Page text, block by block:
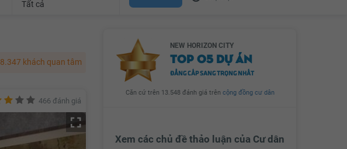
Tất cả
8.347 khách quan tâm
466 đánh giá
NEW HORIZON CITY
TOP 05 DỰ ÁN
ĐẲNG CẤP SANG TRỌNG NHẤT
Căn cứ trên 13.548 đánh giá trên cộng đồng cư dân
Xem các chủ đề thảo luận của Cư dân